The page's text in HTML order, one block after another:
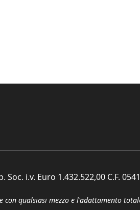
i.v. Euro 1.432.522,00 C.F.
qualsiasi mezzo e l'adattamento